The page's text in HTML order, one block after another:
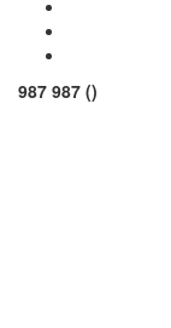
987 987 ()